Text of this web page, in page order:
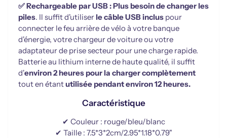
✅ Rechargeable par USB :Plus besoin de changer les
piles. Il suffit d'utiliser le câble USB inclus pour
connecter le feu arrière de vélo à votre banque
d'énergie, votre chargeur de voiture ou votre
adaptateur de prise secteur pour une charge rapide.
Batterie au lithium interne de haute qualité, il suffit
d'environ 2 heures pour la charger complètement
tout en étantutilisée pendant environ 12 heures.
Caractéristique
✔ Couleur : rouge/bleu/blanc
✔ Taille : 7.5*3*2cm/2.95*1.18*0.79"